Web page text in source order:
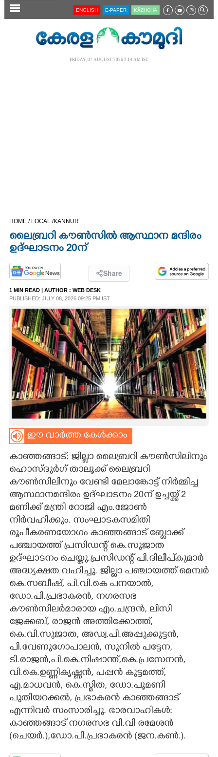
SECTIONS
LIFESTYLE
SPIRITUAL
INFO+
ART
CARTOONS
LITERATURE
ZOOM
CONTACT US
ENGLISH E-PAPER KĀZHCHA
FRIDAY, 07 AUGUST 2026 2.14 AM IST
HOME / LOCAL /KANNUR
ലൈബ്രറി കൗൺസിൽ ആസ്ഥാന മന്ദിരം
ഉദ്ഘാടനം 20ന്
Share
1 MIN READ | AUTHOR : WEB DESK
PUBLISHED: JULY 08, 2026 09:25 PM IST
ഈ വാർത്ത കേൾക്കാം
കാഞ്ഞങ്ങാട്: ജില്ലാ ലൈബ്രറി കൗൺസിലിനും
ഹൊസ്ദുർഗ് താലൂക്ക് ലൈബ്രറി
കൗൺസിലിനും വേണ്ടി മേലാങ്കോട്ട് നിർമ്മിച്ച
ആസ്ഥാനമന്ദിരം ഉദ്ഘാടനം 20ന് ഉച്ചയ്ക്ക് 2
മണിക്ക് മന്ത്രി റോജി എം.ജോൺ
നിർവഹിക്കും. സംഘാടകസമിതി
രൂപീകരണയോഗം കാഞ്ഞങ്ങാട് ബ്ലോക്ക്
പഞ്ചായത്ത് പ്രസിഡന്റ് കെ.സുജാത
ഉദ്ഘാടനം ചെയ്തു.പ്രസിഡന്റ് പി.ദിലീപ്കുമാർ
അദ്ധ്യക്ഷത വഹിച്ചു. ജില്ലാ പഞ്ചായത്ത് മെമ്പർ
കെ.സബീഷ്, പി.വി.കെ പനയാൽ,
ഡോ.പി.പ്രഭാകരൻ, നഗരസഭ
കൗൺസിലർമാരായ എം.ചന്ദ്രൻ, ലിസി
ജേക്കബ്, രാജൻ അത്തിക്കോത്ത്,
കെ.വി.സുജാത, അഡ്വ.പി.അപ്പുക്കുട്ടൻ,
പി.വേണുഗോപാലൻ, സുനിൽ പട്ടേന,
ടി.രാജൻ,പി.കെ.നിഷാന്ത്,കെ.പ്രസേനൻ,
വി.കെ.ഉണ്ണികൃഷ്ണൻ, പപ്പൻ കുട്ടമത്ത്,
എ.മാധവൻ, കെ.സ്മിത, ഡോ.പൂമണി
പുതിയറക്കൽ, പ്രഭാകരൻ കാഞ്ഞങ്ങാട്
എന്നിവർ സംസാരിച്ചു. ഭാരവാഹികൾ:
കാഞ്ഞങ്ങാട് നഗരസഭ വി.വി രമേശൻ
(ചെയർ.),ഡോ.പി.പ്രഭാകരൻ (ജന.കൺ.).